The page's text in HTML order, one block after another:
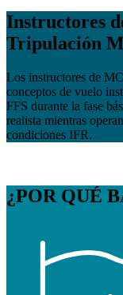
Instructores
Tripulación
Los instructores de
conceptos de vuelo
FFS durante la fase
realista mientras
condiciones IFR.
¿POR QUÉ